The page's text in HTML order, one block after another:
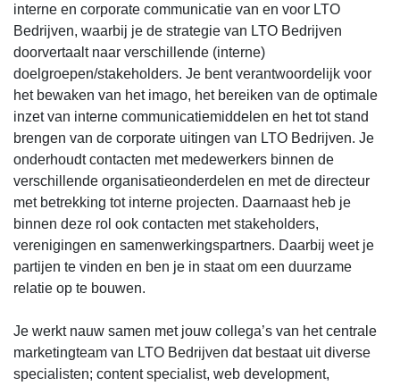
interne en corporate communicatie van en voor LTO
Bedrijven, waarbij je de strategie van LTO Bedrijven
doorvertaalt naar verschillende (interne)
doelgroepen/stakeholders. Je bent verantwoordelijk voor
het bewaken van het imago, het bereiken van de optimale
inzet van interne communicatiemiddelen en het tot stand
brengen van de corporate uitingen van LTO Bedrijven. Je
onderhoudt contacten met medewerkers binnen de
verschillende organisatieonderdelen en met de directeur
met betrekking tot interne projecten. Daarnaast heb je
binnen deze rol ook contacten met stakeholders,
verenigingen en samenwerkingspartners. Daarbij weet je
partijen te vinden en ben je in staat om een duurzame
relatie op te bouwen.
Je werkt nauw samen met jouw collega’s van het centrale
marketingteam van LTO Bedrijven dat bestaat uit diverse
specialisten; content specialist, web development,